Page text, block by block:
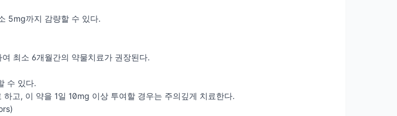
5mg까지 감량할 수 있다.
최소 6개월간의 약물치료가 권장된다.
수 있다.
고, 이 약을 1일 10mg 이상 투여할 경우는 주의깊게 치료한다.